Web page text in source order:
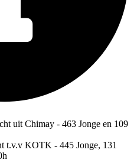
uit Chimay - 463 Jonge en 109
t.v.v KOTK - 445 Jonge, 131